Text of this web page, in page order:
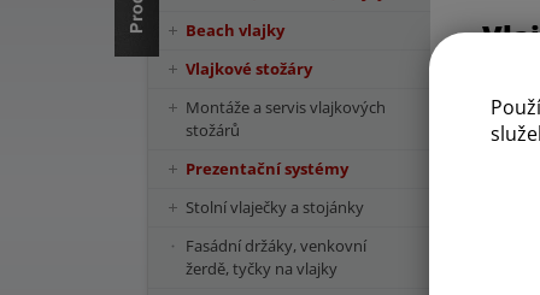
Beach vlajky
Vlajkové stožáry
Montáže a servis vlajkových
stožárů
Prezentační systémy
Stolní vlaječky a stojánky
Fasádní držáky, venkovní
žerdě, tyčky na vlajky